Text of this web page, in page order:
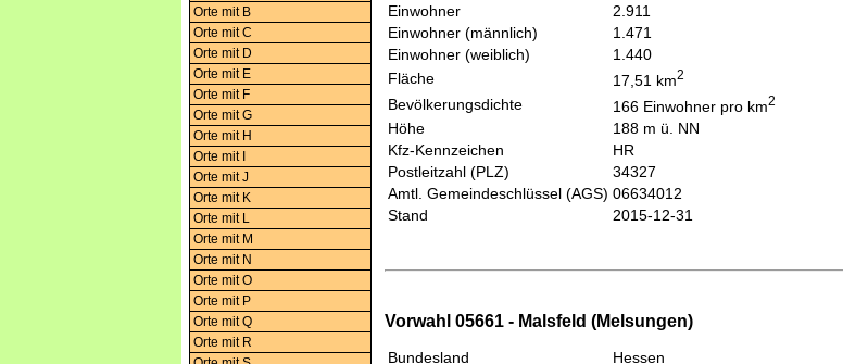
Orte mit B
Orte mit C
Orte mit D
Orte mit E
Orte mit F
Orte mit G
Orte mit H
Orte mit I
Orte mit J
Orte mit K
Orte mit L
Orte mit M
Orte mit N
Orte mit O
Orte mit P
Orte mit Q
Orte mit R
Einwohner
2.911
Einwohner (männlich)
1.471
Einwohner (weiblich)
1.440
Fläche
17,51 km2
Bevölkerungsdichte 166 Einwohner pro km2
Höhe
188 m ü. NN
Kfz-Kennzeichen
HR
Postleitzahl (PLZ)
34327
Amtl. Gemeindeschlüssel (AGS) 06634012
Stand
2015-12-31
Vorwahl 05661 - Malsfeld (Melsungen)
Bundesland
Hessen